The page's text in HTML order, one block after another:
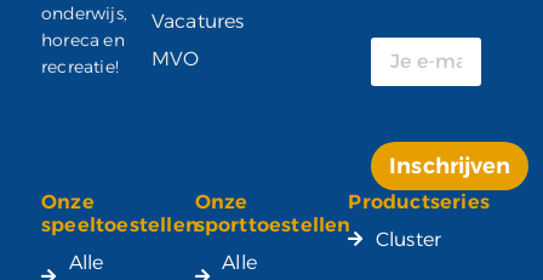
onderwijs,
horeca en
recreatie!
Vacatures
MVO
Inschrijven
Alternative:
Onze
speeltoestellen
Alle
Onze
sporttoestellen
Alle
Productseries
Cluster